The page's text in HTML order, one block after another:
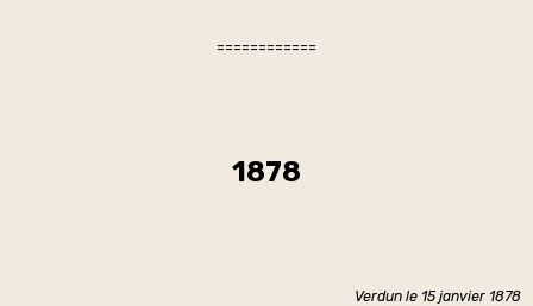
============
1878
Verdun le 15 janvier 1878